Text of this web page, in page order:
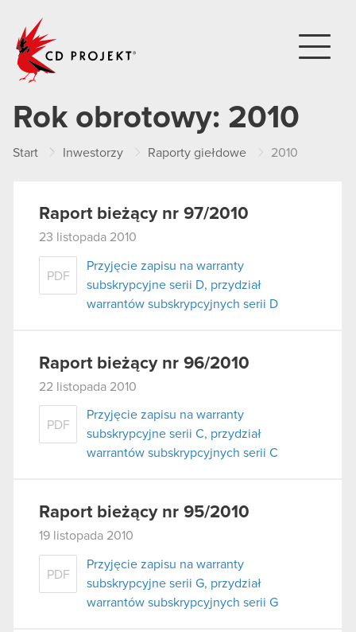
Rok obrotowy: 2010
Start Inwestorzy Raporty giełdowe 2010
Raport bieżący nr 97/2010
23 listopada 2010
PDF
Przyjęcie zapisu na warranty
subskrypcyjne serii D, przydział
warrantów subskrypcyjnych serii D
Raport bieżący nr 96/2010
22 listopada 2010
PDF
Przyjęcie zapisu na warranty
subskrypcyjne serii C, przydział
warrantów subskrypcyjnych serii C
Raport bieżący nr 95/2010
19 listopada 2010
PDF
Przyjęcie zapisu na warranty
subskrypcyjne serii G, przydział
warrantów subskrypcyjnych serii G